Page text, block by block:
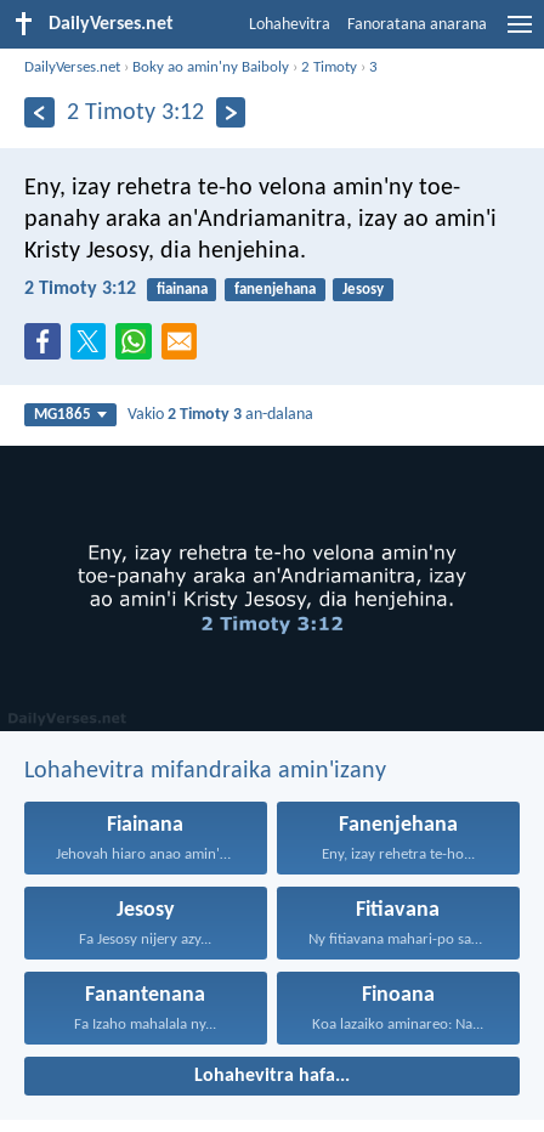
DailyVerses.net Lohahevitra Fanoratana anarana
DailyVerses.net › Boky ao amin'ny Baiboly ›2 Timoty ›3
2 Timoty 3:12
Eny, izay rehetra te-ho velona amin'ny toe-
panahy araka an'Andriamanitra, izay ao amin'i
Kristy Jesosy, dia henjehina.
2 Timoty 3:12 fiainana fanenjehana Jesosy
MG1865 Vakio2 Timoty 3 an-dalana
Lohahevitra mifandraika amin'izany
Fiainana
Jehovah hiaro anao amin'ny...
Fanenjehana
Eny, izay rehetra te-ho...
Jesosy
Fa Jesosy nijery azy...
Fitiavana
Ny fitiavana mahari-po sady...
Fanantenana
Fa Izaho mahalala ny...
Finoana
Koa lazaiko aminareo: Na...
Lohahevitra hafa...